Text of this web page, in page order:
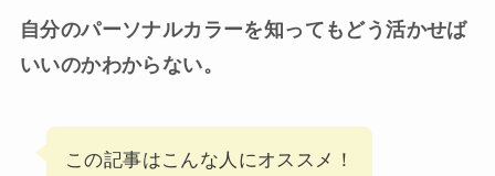
自分のパーソナルカラーを知ってもどう活かせば
いいのかわからない。
この記事はこんな人にオススメ！